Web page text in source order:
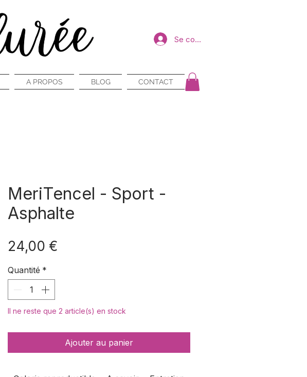
Se connecter
A PROPOS BLOG CONTACT
MeriTencel - Sport -
Asphalte
24,00 €
Quantité *
Il ne reste que 2 article(s) en stock
Ajouter au panier